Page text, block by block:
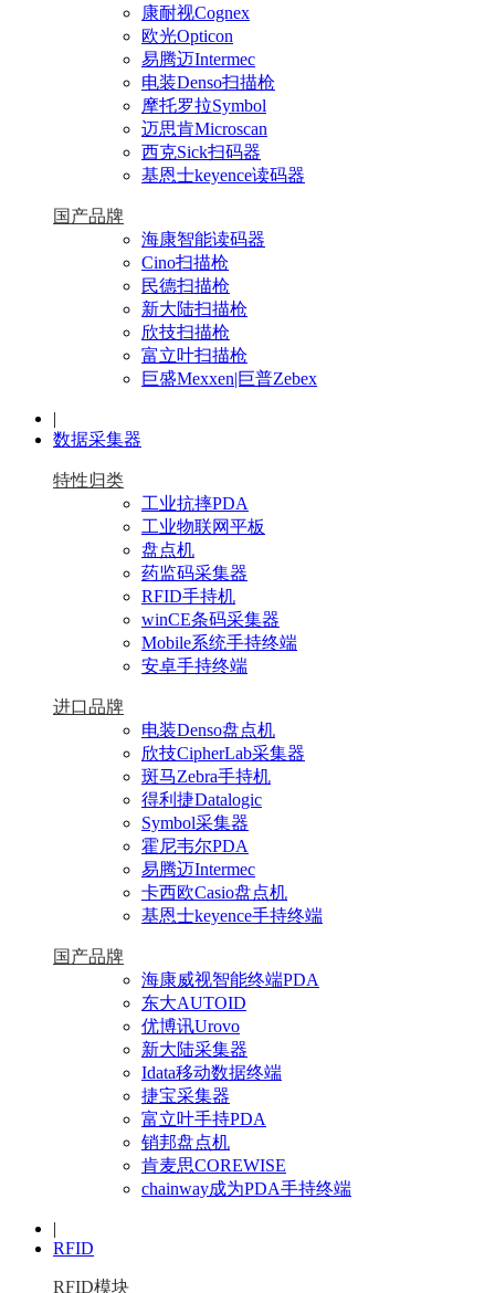
康耐视Cognex
欧光Opticon
易腾迈Intermec
电装Denso扫描枪
摩托罗拉Symbol
迈思肯Microscan
西克Sick扫码器
基恩士keyence读码器
国产品牌
海康智能读码器
Cino扫描枪
民德扫描枪
新大陆扫描枪
欣技扫描枪
富立叶扫描枪
巨盛Mexxen|巨普Zebex
|
数据采集器
特性归类
工业抗摔PDA
工业物联网平板
盘点机
药监码采集器
RFID手持机
winCE条码采集器
Mobile系统手持终端
安卓手持终端
进口品牌
电装Denso盘点机
欣技CipherLab采集器
斑马Zebra手持机
得利捷Datalogic
Symbol采集器
霍尼韦尔PDA
易腾迈Intermec
卡西欧Casio盘点机
基恩士keyence手持终端
国产品牌
海康威视智能终端PDA
东大AUTOID
优博讯Urovo
新大陆采集器
Idata移动数据终端
捷宝采集器
富立叶手持PDA
销邦盘点机
肯麦思COREWISE
chainway成为PDA手持终端
|
RFID
RFID模块